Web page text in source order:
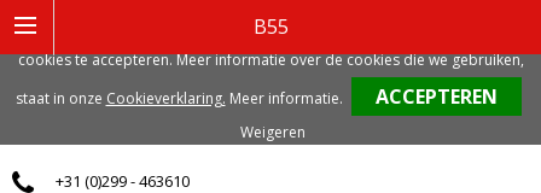
B55
0
+31 (0)299 - 463610
gerelateerde cookies. Voor de beste gebruikerservaring, adviseren we deze
cookies te accepteren. Meer informatie over de cookies die we gebruiken,
staat in onze Cookieverklaring. Meer informatie.
Weigeren